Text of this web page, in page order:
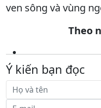
ven sông và vùng
Theo
Ý kiến bạn đọc